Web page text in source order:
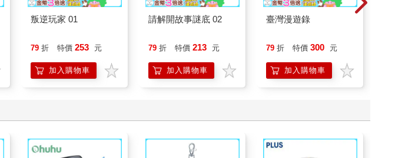
叛逆玩家 01
79 折 特價 253 元
加入購物車
請解開故事謎底 02
79 折 特價 213 元
加入購物車
臺灣漫遊錄
79 折 特價 300 元
加入購物車